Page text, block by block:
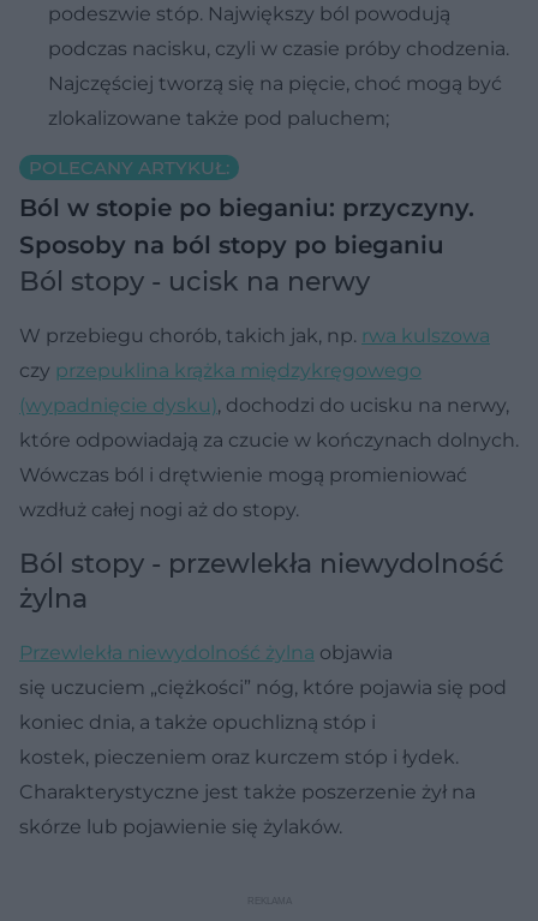
podeszwie stóp. Największy ból powodują
podczas nacisku, czyli w czasie próby chodzenia.
Najczęściej tworzą się na pięcie, choć mogą być
zlokalizowane także pod paluchem;
POLECANY ARTYKUŁ:
Ból w stopie po bieganiu: przyczyny.
Sposoby na ból stopy po bieganiu
Ból stopy - ucisk na nerwy
W przebiegu chorób, takich jak, np. rwa kulszowa
czy przepuklina krążka międzykręgowego
(wypadnięcie dysku), dochodzi do ucisku na nerwy,
które odpowiadają za czucie w kończynach dolnych.
Wówczas ból i drętwienie mogą promieniować
wzdłuż całej nogi aż do stopy.
Ból stopy - przewlekła niewydolność
żylna
Przewlekła niewydolność żylna objawia
się uczuciem „ciężkości” nóg, które pojawia się pod
koniec dnia, a także opuchlizną stóp i
kostek, pieczeniem oraz kurczem stóp i łydek.
Charakterystyczne jest także poszerzenie żył na
skórze lub pojawienie się żylaków.